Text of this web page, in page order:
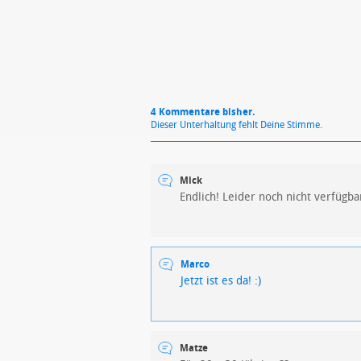
4 Kommentare bisher.
Dieser Unterhaltung fehlt Deine Stimme.
Mick
Endlich! Leider noch nicht
Marco
Jetzt ist es da! :)
Matze